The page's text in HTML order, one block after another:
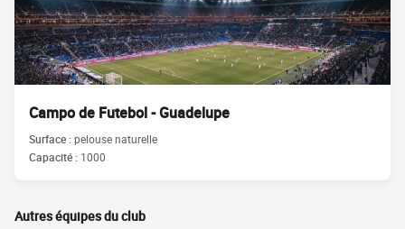
Campo de Futebol - Guadelupe
Surface :pelouse naturelle
Capacité : 1000
Autres équipes du club